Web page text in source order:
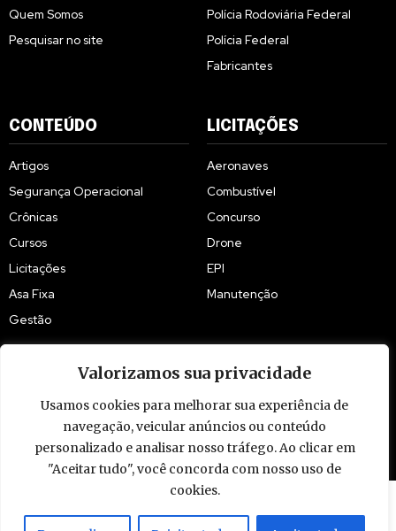
Valorizamos sua privacidade
Usamos cookies para melhorar sua experiência de
navegação, veicular anúncios ou conteúdo
personalizado e analisar nosso tráfego. Ao clicar em
"Aceitar tudo", você concorda com nosso uso de
cookies.
Quem Somos
Pesquisar no site
Polícia Rodoviária Federal
Polícia Federal
Fabricantes
CONTEÚDO
Artigos
Segurança Operacional
Crônicas
Cursos
Licitações
Asa Fixa
Gestão
LICITAÇÕES
Aeronaves
Combustível
Concurso
Drone
EPI
Manutenção
© 2009 - 2026 Piloto Policial. Todos os direitos reservados. Brasil.